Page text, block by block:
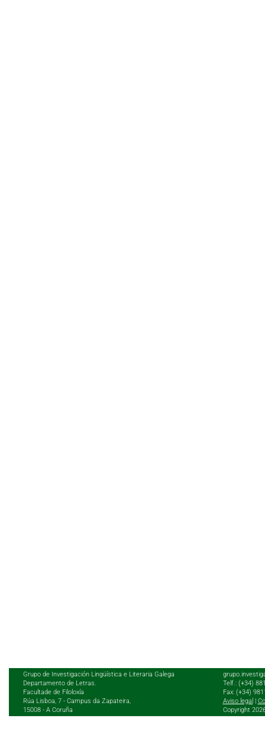
Grupo de Investigación Lingüística e Literaria Galega
Departamento de Letras.
Facultade de Filoloxía
Rúa Lisboa, 7 - Campus da Zapateira,
15008 - A Coruña
Telf.: (+34)
Fax: (+34)
Aviso legal
Copyright